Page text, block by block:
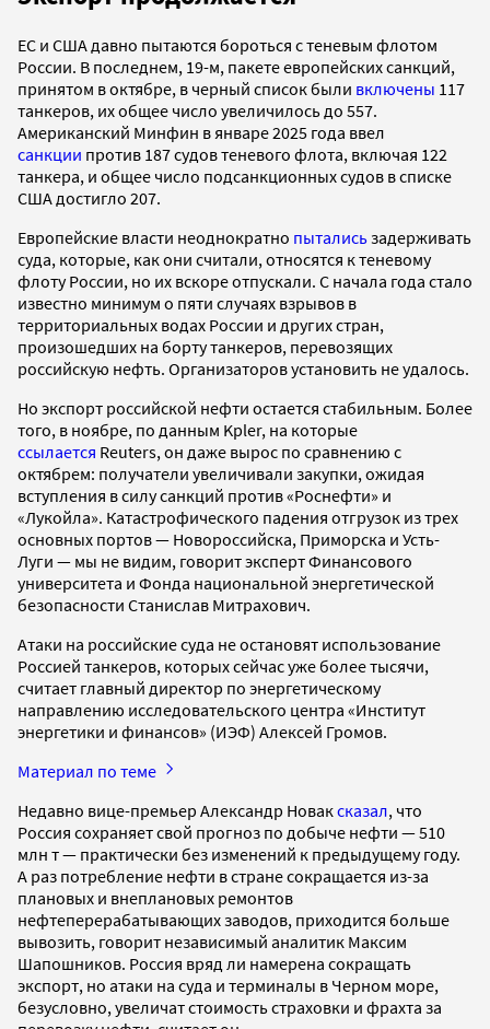
ЕС и США давно пытаются бороться с теневым флотом
России. В последнем, 19-м, пакете европейских санкций,
принятом в октябре, в черный список были включены 117
танкеров, их общее число увеличилось до 557.
Американский Минфин в январе 2025 года ввел
санкции против 187 судов теневого флота, включая 122
танкера, и общее число подсанкционных судов в списке
США достигло 207.
Европейские власти неоднократно пыталисьзадерживать
суда, которые, как они считали, относятся к теневому
флоту России, но их вскоре отпускали. С начала года стало
известно минимум о пяти случаях взрывов в
территориальных водах России и других стран,
произошедших на борту танкеров, перевозящих
российскую нефть. Организаторов установить не удалось.
Но экспорт российской нефти остается стабильным. Более
того, в ноябре, по данным Kpler, на которые
ссылается Reuters, он даже вырос по сравнению с
октябрем: получатели увеличивали закупки, ожидая
вступления в силу санкций против «Роснефти» и
«Лукойла». Катастрофического падения отгрузок из трех
основных портов — Новороссийска, Приморска и Усть-
Луги — мы не видим, говорит эксперт Финансового
университета и Фонда национальной энергетической
безопасности Станислав Митрахович.
Атаки на российские суда не остановят использование
Россией танкеров, которых сейчас уже более тысячи,
считает главный директор по энергетическому
направлению исследовательского центра «Институт
энергетики и финансов» (ИЭФ) Алексей Громов.
Материал по теме
Недавно вице-премьер Александр Новаксказал, что
Россия сохраняет свой прогноз по добыче нефти — 510
млн т — практически без изменений к предыдущему году.
А раз потребление нефти в стране сокращается из-за
плановых и внеплановых ремонтов
нефтеперерабатывающих заводов, приходится больше
вывозить, говорит независимый аналитик Максим
Шапошников. Россия вряд ли намерена сокращать
экспорт, но атаки на суда и терминалы в Черном море,
безусловно, увеличат стоимость страховки и фрахта за